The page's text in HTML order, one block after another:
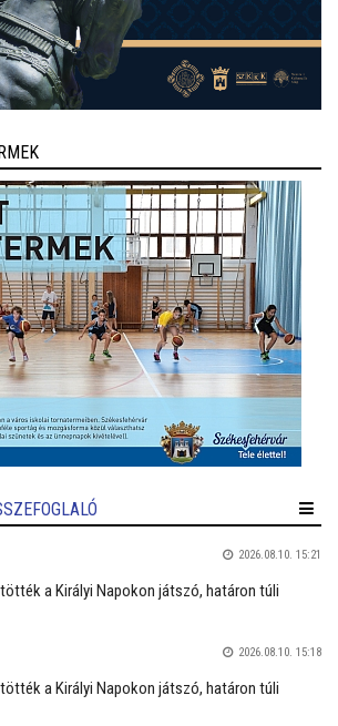
2026.08.10. 15:21
a Királyi Napokon játszó, határon túli
2026.08.10. 15:18
a Királyi Napokon játszó, határon túli